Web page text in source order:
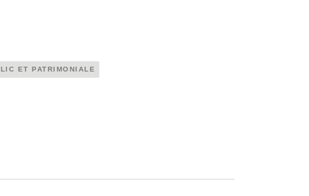
ET PATRIMONIALE